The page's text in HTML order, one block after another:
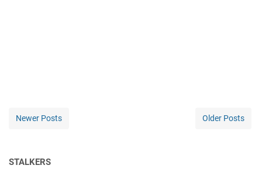
Newer Posts Older Posts
STALKERS